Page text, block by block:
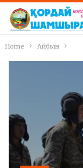
Home Айбын